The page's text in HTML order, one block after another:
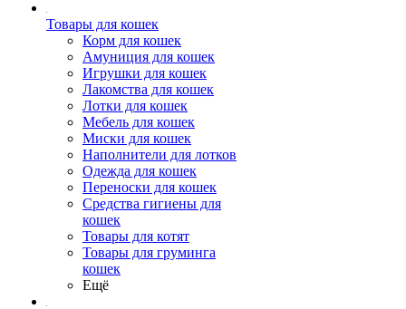
Товары для кошек
Корм для кошек
Амуниция для кошек
Игрушки для кошек
Лакомства для кошек
Лотки для кошек
Мебель для кошек
Миски для кошек
Наполнители для лотков
Одежда для кошек
Переноски для кошек
Средства гигиены для
кошек
Товары для котят
Товары для груминга
кошек
Ещё